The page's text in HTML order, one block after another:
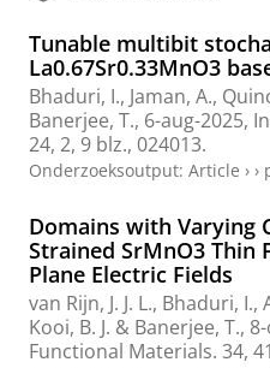
l
Tunable multibit
La0.67⁢Sr0.33⁢Mn⁢O3
Bhaduri, I., Jaman, A.,
Banerjee, T., 6-aug-2025,
24, 2, 9 blz., 024013.
Onderzoeksoutput: Article › ›
Domains with Varying
Strained SrMnO3 Thin
Plane Electric Fields
van Rijn, J. J. L., Bhaduri, I.,
Kooi, B. J. & Banerjee, T.,
Functional Materials. 34, 41